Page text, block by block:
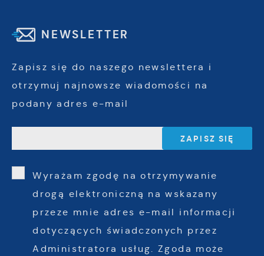
NEWSLETTER
Zapisz się do naszego newslettera i
otrzymuj najnowsze wiadomości na
podany adres e-mail
Wyrażam zgodę na otrzymywanie
drogą elektroniczną na wskazany
przeze mnie adres e-mail informacji
dotyczących świadczonych przez
Administratora usług. Zgoda może